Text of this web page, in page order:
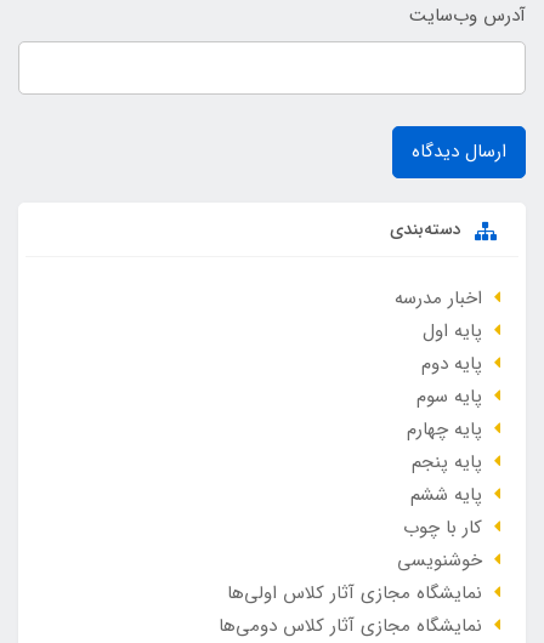
آدرس وب‌سایت
ارسال دیدگاه
دسته‌بندی
اخبار مدرسه
پایه اول
پایه دوم
پایه سوم
پایه چهارم
پایه پنجم
پایه ششم
کار با چوب
خوشنویسی
نمایشگاه مجازی آثار کلاس اولی‌ها
نمایشگاه مجازی آثار کلاس دومی‌ها